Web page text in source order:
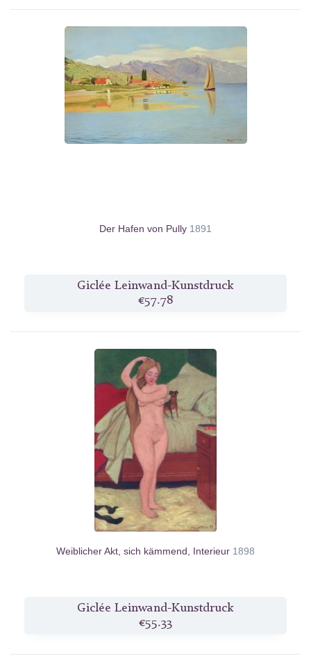
Der Hafen von Pully 1891
Giclée Leinwand-Kunstdruck
€57.78
Weiblicher Akt, sich kämmend, Interieur 1898
Giclée Leinwand-Kunstdruck
€55.33